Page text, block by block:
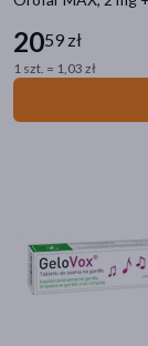
2059 zł
1 szt. = 1,03 zł